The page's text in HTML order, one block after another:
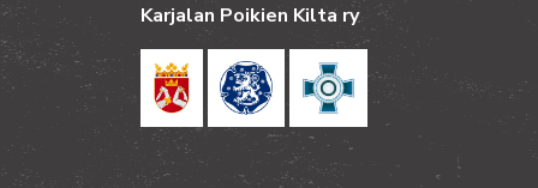
Karjalan Poikien Kilta ry